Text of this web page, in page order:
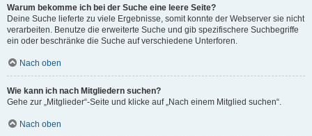
Warum bekomme ich bei der Suche eine leere Seite?
Deine Suche lieferte zu viele Ergebnisse, somit konnte der Webserver sie nicht
verarbeiten. Benutze die erweiterte Suche und gib spezifischere Suchbegriffe
ein oder beschränke die Suche auf verschiedene Unterforen.
Nach oben
Wie kann ich nach Mitgliedern suchen?
Gehe zur „Mitglieder“-Seite und klicke auf „Nach einem Mitglied suchen“.
Nach oben